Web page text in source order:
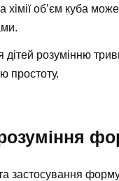
хімії об’єм куба
розумінню
простоту.
застосування